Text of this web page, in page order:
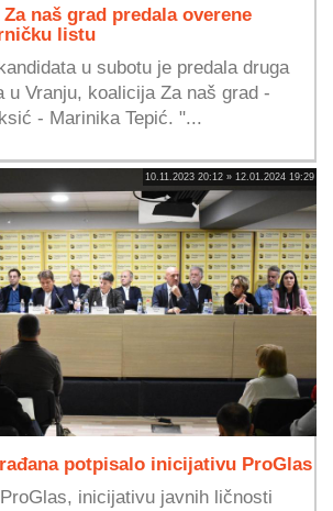
naš grad predala overene
listu
u subotu je predala druga
u Vranju, koalicija Za naš grad -
- Marinika Tepić. "...
10.11.2023 20:12 » 12.01.2024 19:29
potpisalo inicijativu ProGlas
inicijativu javnih ličnosti